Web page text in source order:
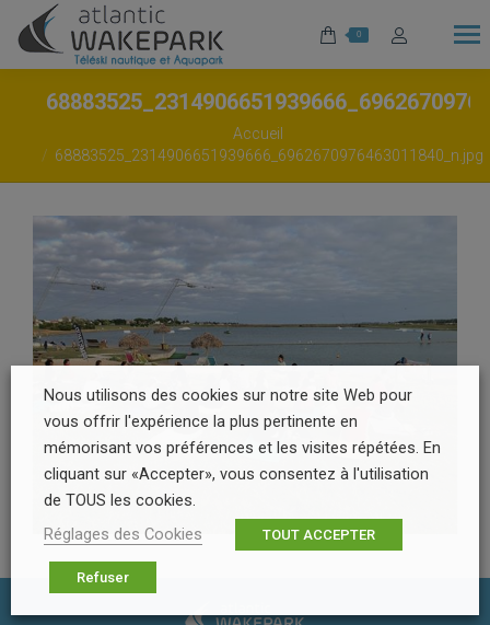
0
Accueil
68883525_2314906651939666_6962670976463011840_n.jpg
Nous utilisons des cookies sur notre site Web pour
vous offrir l'expérience la plus pertinente en
mémorisant vos préférences et les visites répétées. En
cliquant sur «Accepter», vous consentez à l'utilisation
de TOUS les cookies.
Réglages des Cookies
TOUT ACCEPTER
Refuser